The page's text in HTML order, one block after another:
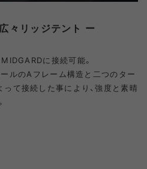
々リッジテント ー
に接続可能。
ルのAフレーム構造と二つのター
て接続した事により、強度と素晴